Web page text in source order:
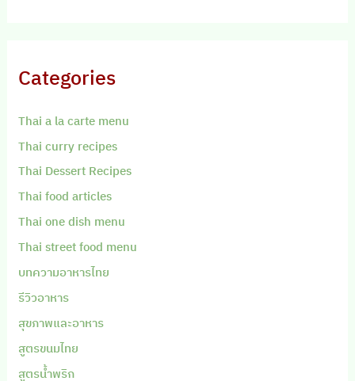
Categories
Thai a la carte menu
Thai curry recipes
Thai Dessert Recipes
Thai food articles
Thai one dish menu
Thai street food menu
บทความอาหารไทย
รีวิวอาหาร
สุขภาพและอาหาร
สูตรขนมไทย
สูตรน้ำพริก